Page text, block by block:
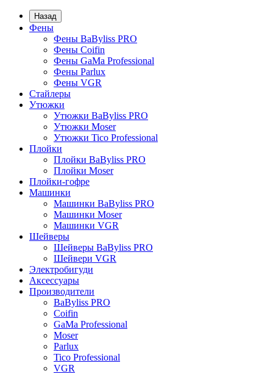
Назад
Фены
Фены BaByliss PRO
Фены Coifin
Фены GaMa Professional
Фены Parlux
Фены VGR
Стайлеры
Утюжки
Утюжки BaByliss PRO
Утюжки Moser
Утюжки Tico Professional
Плойки
Плойки BaByliss PRO
Плойки Moser
Плойки-гофре
Машинки
Машинки BaByliss PRO
Машинки Moser
Машинки VGR
Шейверы
Шейверы BaByliss PRO
Шейвери VGR
Электробигуди
Аксессуары
Производители
BaByliss PRO
Coifin
GaMa Professional
Moser
Parlux
Tico Professional
VGR